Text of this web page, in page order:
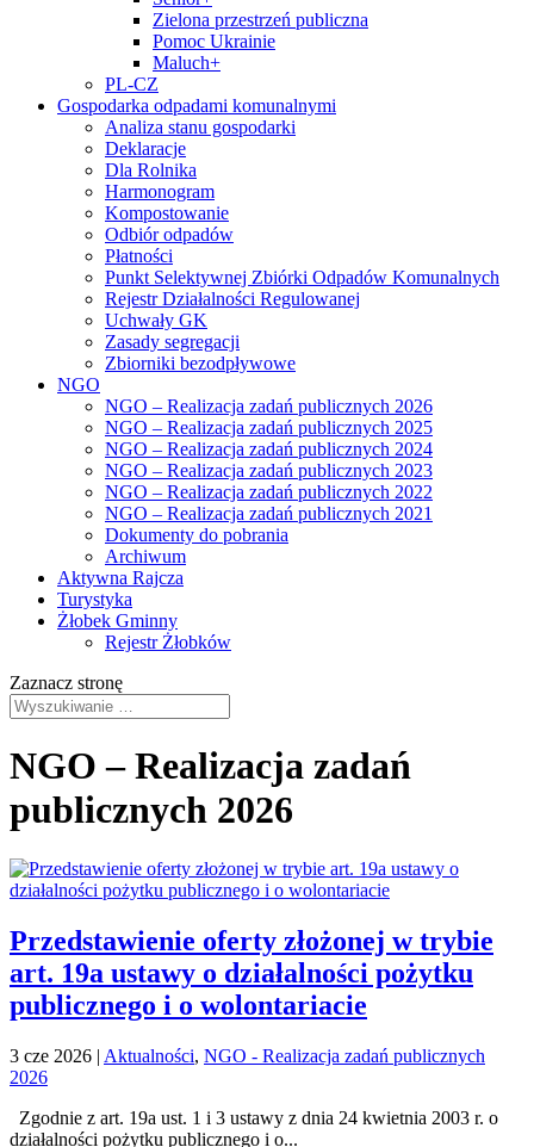
Zielona przestrzeń publiczna
Pomoc Ukrainie
Maluch+
PL-CZ
Gospodarka odpadami komunalnymi
Analiza stanu gospodarki
Deklaracje
Dla Rolnika
Harmonogram
Kompostowanie
Odbiór odpadów
Płatności
Punkt Selektywnej Zbiórki Odpadów Komunalnych
Rejestr Działalności Regulowanej
Uchwały GK
Zasady segregacji
Zbiorniki bezodpływowe
NGO
NGO – Realizacja zadań publicznych 2026
NGO – Realizacja zadań publicznych 2025
NGO – Realizacja zadań publicznych 2024
NGO – Realizacja zadań publicznych 2023
NGO – Realizacja zadań publicznych 2022
NGO – Realizacja zadań publicznych 2021
Dokumenty do pobrania
Archiwum
Aktywna Rajcza
Turystyka
Żłobek Gminny
Rejestr Żłobków
Zaznacz stronę
NGO – Realizacja zadań
publicznych 2026
Przedstawienie oferty złożonej w trybie
art. 19a ustawy o działalności pożytku
publicznego i o wolontariacie
3 cze 2026 | Aktualności, NGO - Realizacja zadań publicznych
2026
Zgodnie z art. 19a ust. 1 i 3 ustawy z dnia 24 kwietnia 2003 r. o
działalności pożytku publicznego i o...